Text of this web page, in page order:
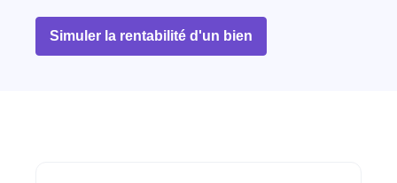
Simuler la rentabilité d'un bien